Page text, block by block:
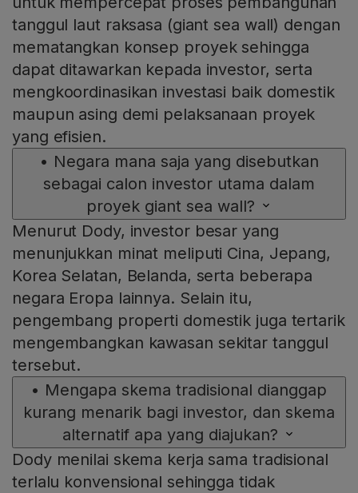
tanggul laut raksasa (giant sea wall) dengan
mematangkan konsep proyek sehingga
dapat ditawarkan kepada investor, serta
mengkoordinasikan investasi baik domestik
maupun asing demi pelaksanaan proyek
yang efisien.
• Negara mana saja yang disebutkan
sebagai calon investor utama dalam
proyek giant sea wall?
Menurut Dody, investor besar yang
menunjukkan minat meliputi Cina, Jepang,
Korea Selatan, Belanda, serta beberapa
negara Eropa lainnya. Selain itu,
pengembang properti domestik juga tertarik
mengembangkan kawasan sekitar tanggul
tersebut.
• Mengapa skema tradisional dianggap
kurang menarik bagi investor, dan skema
alternatif apa yang diajukan?
Dody menilai skema kerja sama tradisional
terlalu konvensional sehingga tidak